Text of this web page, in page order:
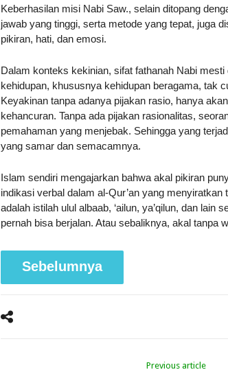
Keberhasilan misi Nabi Saw., selain ditopang
jawab yang tinggi, serta metode yang tepat, juga
pikiran, hati, dan emosi.
Dalam konteks kekinian, sifat fathanah Nabi
kehidupan, khususnya kehidupan beragama, tak
Keyakinan tanpa adanya pijakan rasio, hanya
kehancuran. Tanpa ada pijakan rasionalitas,
pemahaman yang menjebak. Sehingga yang
yang samar dan semacamnya.
Islam sendiri mengajarkan bahwa akal pikiran
indikasi verbal dalam al-Qur’an yang
adalah istilah ulul albaab, ‘ailun, ya’qilun, dan
pernah bisa berjalan. Atau sebaliknya, akal tanpa
Sebelumnya
Previous article